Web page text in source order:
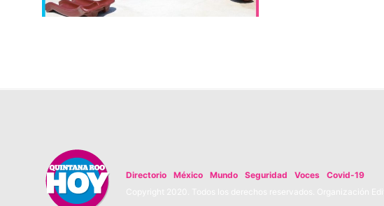
Directorio México Mundo Seguridad Voces
Covid-19